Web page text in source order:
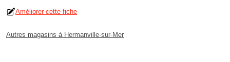
Améliorer cette fiche
Autres magasins à Hermanville-sur-Mer